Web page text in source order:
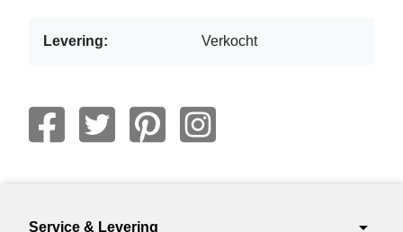
Levering: Verkocht
Service & Levering